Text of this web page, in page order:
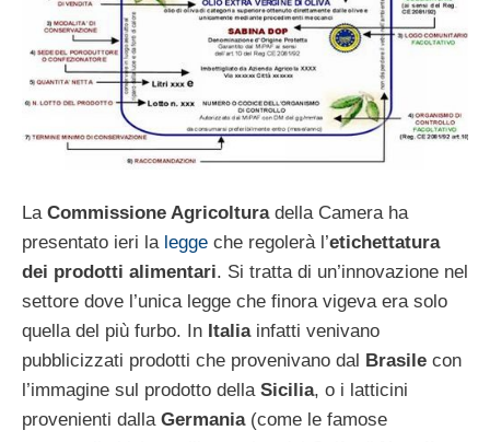
LaCommissione Agricolturadella Camera ha
presentato ieri la legge che regolerà l’etichettatura
dei prodotti alimentari. Si tratta di un’innovazione nel
settore dove l’unica legge che finora vigeva era solo
quella del più furbo. In Italia infatti venivano
pubblicizzati prodotti che provenivano dal Brasile con
l’immagine sul prodotto della Sicilia, o i latticini
provenienti dalla Germania (come le famose